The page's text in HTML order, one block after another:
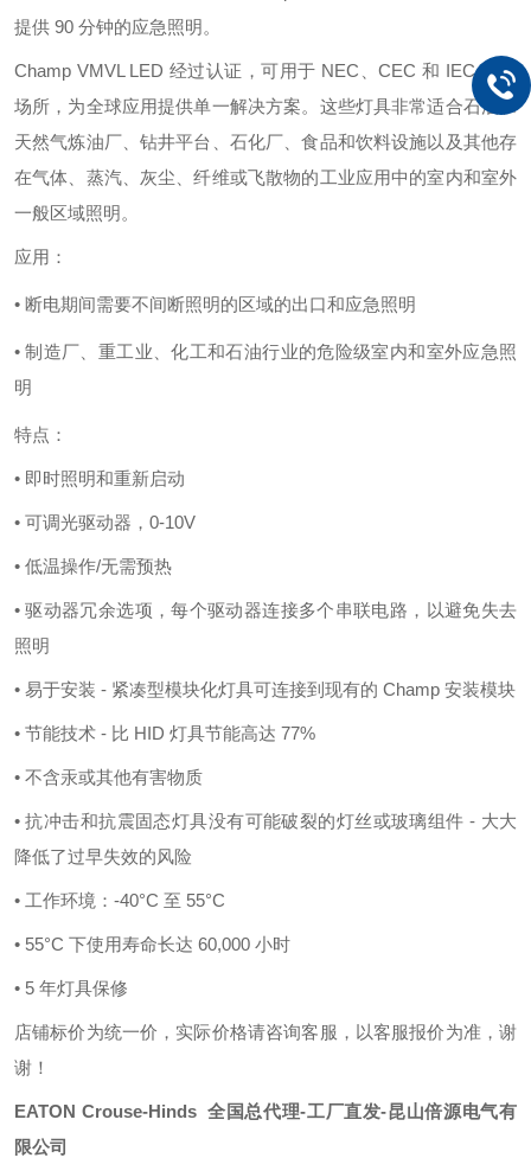
提供 90 分钟的应急照明。
Champ VMVL LED 经过认证，可用于 NEC、CEC 和 IEC 危险
场所，为全球应用提供单一解决方案。这些灯具非常适合石油和
天然气炼油厂、钻井平台、石化厂、食品和饮料设施以及其他存
在气体、蒸汽、灰尘、纤维或飞散物的工业应用中的室内和室外
一般区域照明。
应用：
• 断电期间需要不间断照明的区域的出口和应急照明
• 制造厂、重工业、化工和石油行业的危险级室内和室外应急照
明
特点：
• 即时照明和重新启动
• 可调光驱动器，0-10V
• 低温操作/无需预热
• 驱动器冗余选项，每个驱动器连接多个串联电路，以避免失去
照明
• 易于安装 - 紧凑型模块化灯具可连接到现有的 Champ 安装模块
• 节能技术 - 比 HID 灯具节能高达 77%
• 不含汞或其他有害物质
• 抗冲击和抗震固态灯具没有可能破裂的灯丝或玻璃组件 - 大大
降低了过早失效的风险
• 工作环境：-40°C 至 55°C
• 55°C 下使用寿命长达 60,000 小时
• 5 年灯具保修
店铺标价为统一价，实际价格请咨询客服，以客服报价为准，谢
谢！
EATON Crouse-Hinds 全国总代理-工厂直发-昆山倍源电气有
限公司